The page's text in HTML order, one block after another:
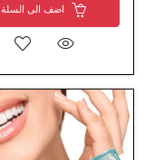
اضف الى السلة